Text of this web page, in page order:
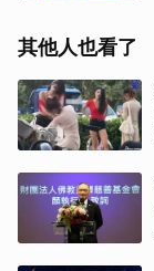
其他人也看了